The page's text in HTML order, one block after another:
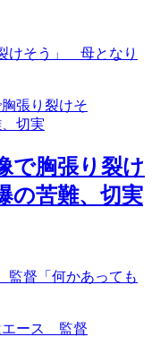
けそう」 母となり
で胸張り裂け
苦難、切実
督「何かあっても